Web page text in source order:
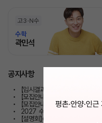
고3 N수
수학
곽민석
공지사항
【입시결과】2026학년도 대입
【모집안내】2027 반수반 / 반
【모집안내】 재학생 정규반 모집
2027 수시 합격예측 서비스 이
【설명회】《고1/고2》학교별 내신